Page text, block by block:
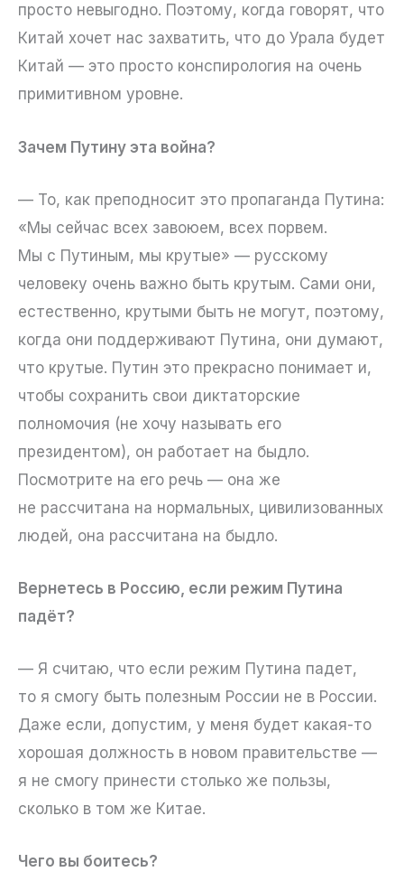
просто невыгодно. Поэтому, когда говорят, что
Китай хочет нас захватить, что до Урала будет
Китай — это просто конспирология на очень
примитивном уровне.
Зачем Путину эта война?
— То, как преподносит это пропаганда Путина:
«Мы сейчас всех завоюем, всех порвем.
Мы с Путиным, мы крутые» — русскому
человеку очень важно быть крутым. Сами они,
естественно, крутыми быть не могут, поэтому,
когда они поддерживают Путина, они думают,
что крутые. Путин это прекрасно понимает и,
чтобы сохранить свои диктаторские
полномочия (не хочу называть его
президентом), он работает на быдло.
Посмотрите на его речь — она же
не рассчитана на нормальных, цивилизованных
людей, она рассчитана на быдло.
Вернетесь в Россию, если режим Путина
падёт?
— Я считаю, что если режим Путина падет,
то я смогу быть полезным России не в России.
Даже если, допустим, у меня будет какая-то
хорошая должность в новом правительстве —
я не смогу принести столько же пользы,
сколько в том же Китае.
Чего вы боитесь?